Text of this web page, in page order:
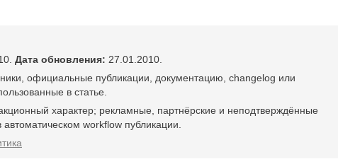
Дата обновления: 27.01.2010.
официальные публикации, документацию, changelog или
в статье.
характер; рекламные, партнёрские и неподтверждённые
workflow публикации.